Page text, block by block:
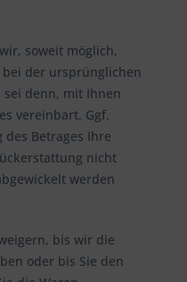
soweit möglich,
bei der ursprünglichen
sei denn, mit Ihnen
vereinbart. Ggf.
Betrages Ihre
nicht
werden
bis wir die
oder bis Sie den